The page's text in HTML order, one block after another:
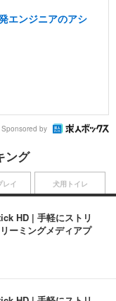
エンジニアのアシ
Sponsored by
ング
HD | 手軽にストリ
ーミングメディアプ
レイ 犬用トイレ